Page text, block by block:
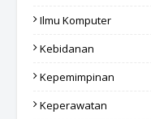
Ilmu Komputer
Kebidanan
Kepemimpinan
Keperawatan